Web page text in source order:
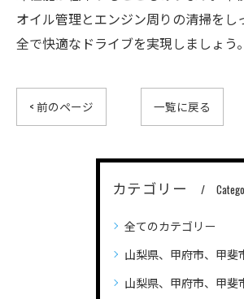
オイル管理とエンジン周りの清掃をし
全で快適なドライブを実現しましょう。
< 前のページ 一覧に戻る
カテゴリー
全てのカテゴリー
山梨県、甲府市、甲斐市、笛
山梨県、甲府市、甲斐市、笛吹市、昭和町、自動車（普通車、軽自動車、ハイブリッド車）の車検、整備、修理なら